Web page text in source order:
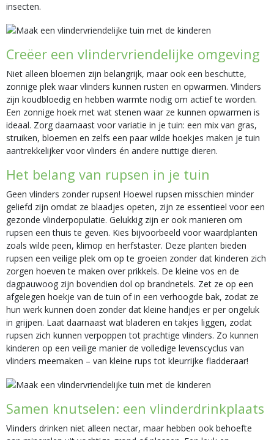
insecten.
Creëer een vlindervriendelijke omgeving
Niet alleen bloemen zijn belangrijk, maar ook een beschutte,
zonnige plek waar vlinders kunnen rusten en opwarmen. Vlinders
zijn koudbloedig en hebben warmte nodig om actief te worden.
Een zonnige hoek met wat stenen waar ze kunnen opwarmen is
ideaal. Zorg daarnaast voor variatie in je tuin: een mix van gras,
struiken, bloemen en zelfs een paar wilde hoekjes maken je tuin
aantrekkelijker voor vlinders én andere nuttige dieren.
Het belang van rupsen in je tuin
Geen vlinders zonder rupsen! Hoewel rupsen misschien minder
geliefd zijn omdat ze blaadjes opeten, zijn ze essentieel voor een
gezonde vlinderpopulatie. Gelukkig zijn er ook manieren om
rupsen een thuis te geven. Kies bijvoorbeeld voor waardplanten
zoals wilde peen, klimop en herfstaster. Deze planten bieden
rupsen een veilige plek om op te groeien zonder dat kinderen zich
zorgen hoeven te maken over prikkels. De kleine vos en de
dagpauwoog zijn bovendien dol op brandnetels. Zet ze op een
afgelegen hoekje van de tuin of in een verhoogde bak, zodat ze
hun werk kunnen doen zonder dat kleine handjes er per ongeluk
in grijpen. Laat daarnaast wat bladeren en takjes liggen, zodat
rupsen zich kunnen verpoppen tot prachtige vlinders. Zo kunnen
kinderen op een veilige manier de volledige levenscyclus van
vlinders meemaken – van kleine rups tot kleurrijke fladderaar!
Samen knutselen: een vlinderdrinkplaats
Vlinders drinken niet alleen nectar, maar hebben ook behoefte